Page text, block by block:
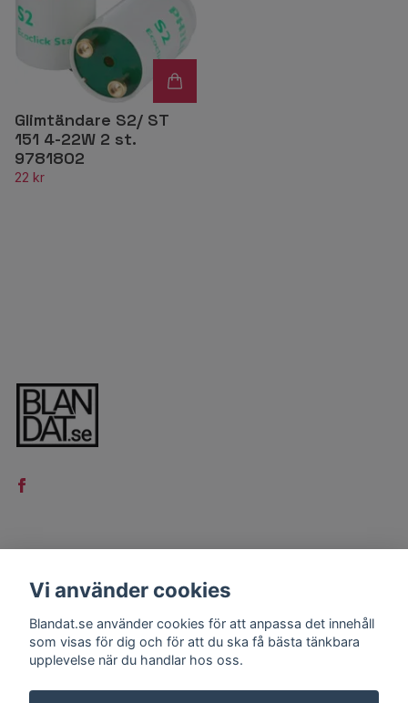
Glimtändare S2/ ST
151 4-22W 2 st.
9781802
22 kr
Kontakt
Köpvillkor
Vi använder cookies
Blandat.se använder cookies för att anpassa det innehåll
som visas för dig och för att du ska få bästa tänkbara
upplevelse när du handlar hos oss.